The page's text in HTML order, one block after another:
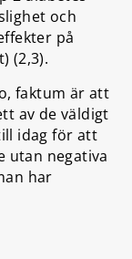
och
på
(2,3).
faktum är att
av de väldigt
idag för att
utan negativa
har